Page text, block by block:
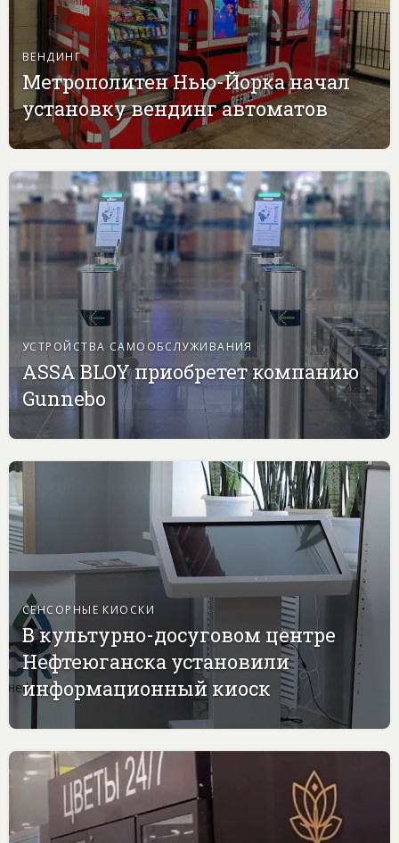
ВЕНДИНГ
Метрополитен Нью-Йорка начал
установку вендинг автоматов
УСТРОЙСТВА САМООБСЛУЖИВАНИЯ
ASSA BLOY приобретет компанию
Gunnebo
СЕНСОРНЫЕ КИОСКИ
В культурно-досуговом центре
Нефтеюганска установили
информационный киоск